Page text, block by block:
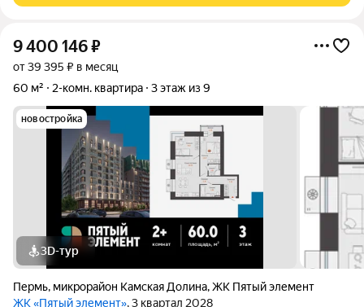
9 400 146₽
от 39 395 ₽ в месяц
60 м²
2-комн. квартира 3 этаж из 9
новостройка
3D-тур
Пермь, микрорайон Камская Долина,ЖК Пятый элемент
ЖК «Пятый элемент», 3 квартал 2028